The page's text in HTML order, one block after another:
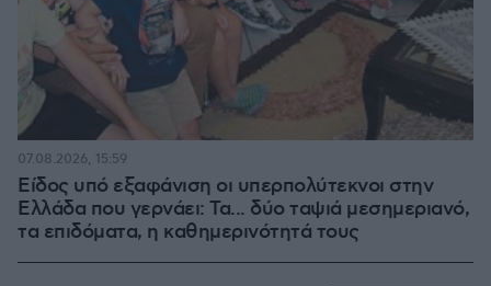
Είδος υπό εξαφάνιση οι υπερπολύτεκνοι στην
Ελλάδα που γερνάει: Τα... δύο ταψιά μεσημεριανό,
τα επιδόματα, η καθημερινότητά τους
07.08.2026, 15:59